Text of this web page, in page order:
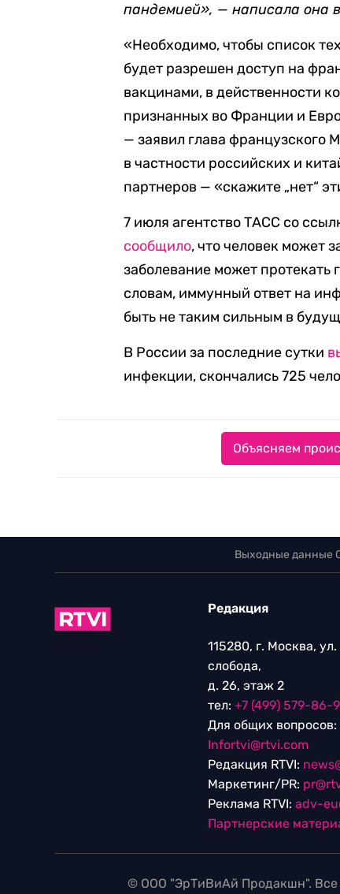
пандемией», — написала она
«Необходимо, чтобы список
будет разрешен доступ на
вакцинами, в действенности
признанных во Франции и
— заявил глава французского
в частности российских и
партнеров — «скажите „нет“
7 июля агентство ТАСС со
сообщило, что человек может
заболевание может протекать
словам, иммунный ответ на
быть не таким сильным в
В России за последние сутки
инфекции, скончались 725
Объясняем
Выходные данные
Редакция
115280, г. Москва,
слобода,
д. 26, этаж 2
тел: +7 (499) 579-86-
Для общих вопросов:
Infortvi@rtvi.com
Редакция RTVI:
Маркетинг/PR:
Реклама RTVI: adv-
Партнерские
© ООО "ЭрТиВиАй Продакшн". Все